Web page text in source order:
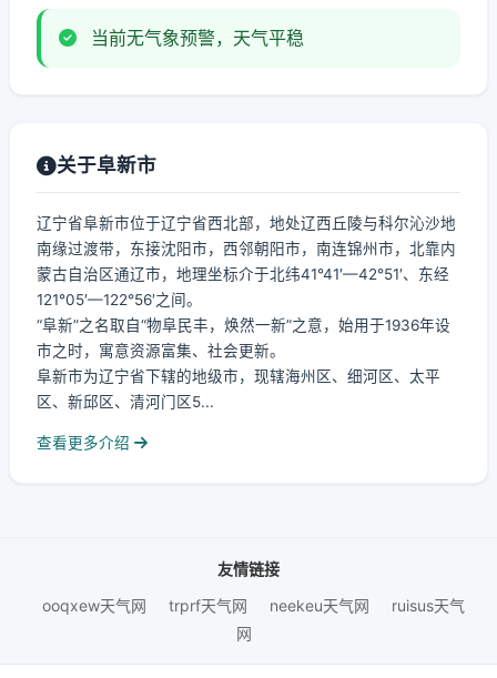
当前无气象预警，天气平稳
关于阜新市
辽宁省阜新市位于辽宁省西北部，地处辽西丘陵与科尔沁沙地
南缘过渡带，东接沈阳市，西邻朝阳市，南连锦州市，北靠内
蒙古自治区通辽市，地理坐标介于北纬41°41′—42°51′、东经
121°05′—122°56′之间。
“阜新”之名取自“物阜民丰，焕然一新”之意，始用于1936年设
市之时，寓意资源富集、社会更新。
阜新市为辽宁省下辖的地级市，现辖海州区、细河区、太平
区、新邱区、清河门区5...
查看更多介绍
友情链接
ooqxew天气网
trprf天气网 neekeu天气网
ruisus天气
网